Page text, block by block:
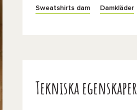
Sweatshirts dam Damkläder
Tekniska egenskaper